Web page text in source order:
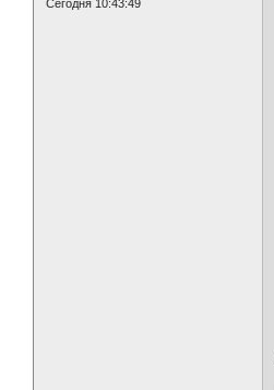
Сегодня 10:43:49